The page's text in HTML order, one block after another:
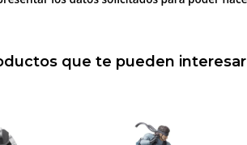
que te pueden interesar